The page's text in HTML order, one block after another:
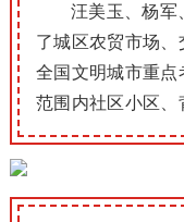
汪美玉、杨军
了城区农贸市场
全国文明城市重点
范围内社区小区、